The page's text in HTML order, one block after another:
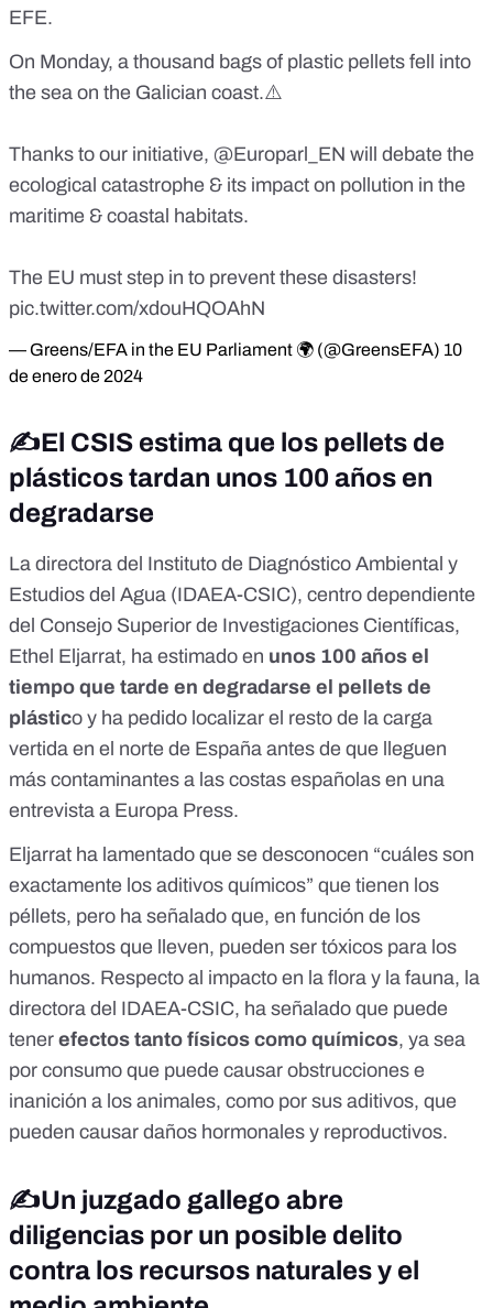
EFE.
On Monday, a thousand bags of plastic pellets fell into
the sea on the Galician coast.⚠️
Thanks to our initiative, @Europarl_EN will debate the
ecological catastrophe & its impact on pollution in the
maritime & coastal habitats.
The EU must step in to prevent these disasters!
pic.twitter.com/xdouHQOAhN
— Greens/EFA in the EU Parliament 🌍 (@GreensEFA) 10
de enero de 2024
✍️El CSIS estima que los pellets de
plásticos tardan unos 100 años en
degradarse
La directora del Instituto de Diagnóstico Ambiental y
Estudios del Agua (IDAEA-CSIC), centro dependiente
del Consejo Superior de Investigaciones Científicas,
Ethel Eljarrat, ha estimado en unos 100 años el
tiempo que tarde en degradarse el pellets de
plástico y ha pedido localizar el resto de la carga
vertida en el norte de España antes de que lleguen
más contaminantes a las costas españolas en una
entrevista a Europa Press.
Eljarrat ha lamentado que se desconocen “cuáles son
exactamente los aditivos químicos” que tienen los
péllets, pero ha señalado que, en función de los
compuestos que lleven, pueden ser tóxicos para los
humanos. Respecto al impacto en la flora y la fauna, la
directora del IDAEA-CSIC, ha señalado que puede
tener efectos tanto físicos como químicos, ya sea
por consumo que puede causar obstrucciones e
inanición a los animales, como por sus aditivos, que
pueden causar daños hormonales y reproductivos.
✍️Un juzgado gallego abre
diligencias por un posible delito
contra los recursos naturales y el